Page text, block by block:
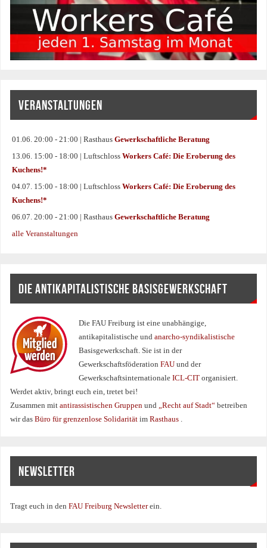
VERANSTALTUNGEN
01.06. 20:00 - 21:00 | RasthausGewerkschaftliche Beratung
13.06. 15:00 - 18:00 | LuftschlossWorkers Café: Die Eroberung des
Kuchens!*
04.07. 15:00 - 18:00 | LuftschlossWorkers Café: Die Eroberung des
Kuchens!*
06.07. 20:00 - 21:00 | RasthausGewerkschaftliche Beratung
alle Veranstaltungen
DIE ANTIKAPITALISTISCHE BASISGEWERKSCHAFT
Die FAU Freiburg ist eine un­abhängige,
antikapitalistische undanarcho-syndikalistische
Basisgewerkschaft. Sie ist in der
GewerkschaftsföderationFAUund der
Gewerkschaftsinternationale ICL-CITorganisiert.
Werdet aktiv, bringt euch ein, tretet bei!
Zusammen mitantirassistischen Gruppenund „Recht auf Stadt“betreiben
wir dasBüro für grenzenlose SolidaritätimRasthaus .
NEWSLETTER
Tragt euch in denFAU Freiburg Newsletterein.